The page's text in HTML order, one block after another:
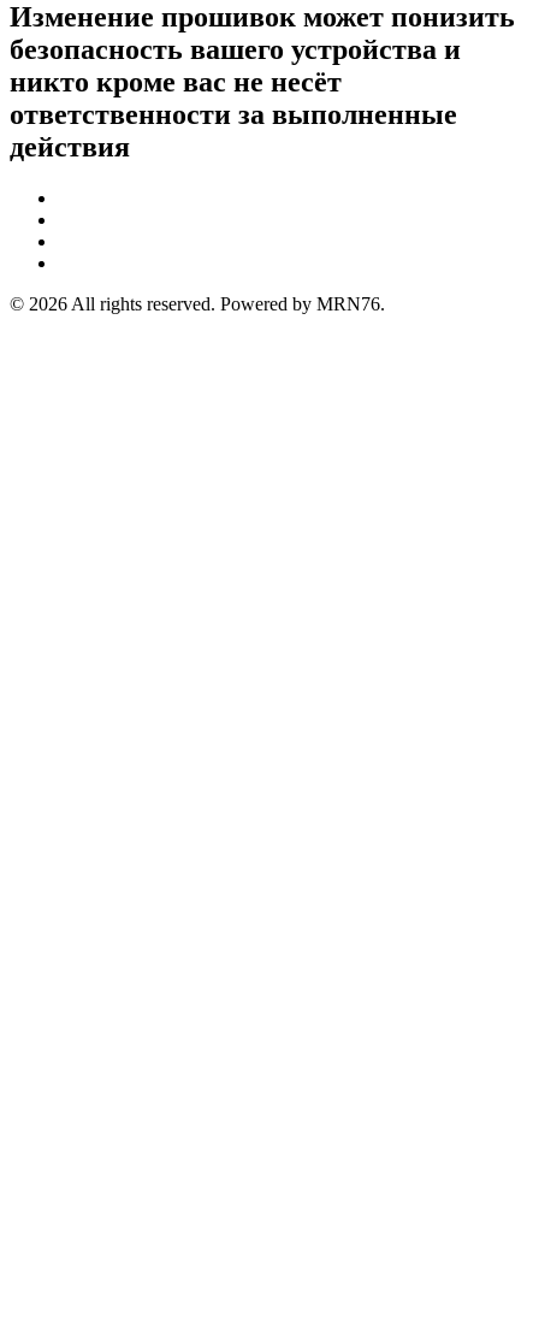
Изменение прошивок может понизить
безопасность вашего устройства и
никто кроме вас не несёт
ответственности за выполненные
действия
© 2026 All rights reserved. Powered by MRN76.